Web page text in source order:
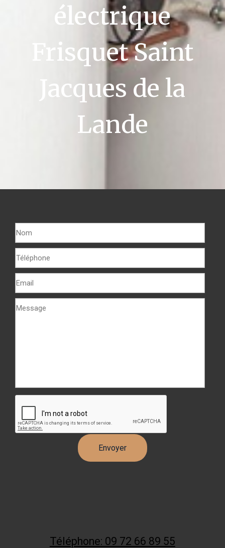
électrique
Frisquet Saint
Jacques de la
Lande
Téléphone: 09 72 66 89 55